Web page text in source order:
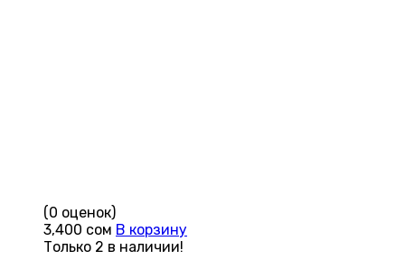
(0 оценок)
3,400 сом В корзину
Только 2 в наличии!